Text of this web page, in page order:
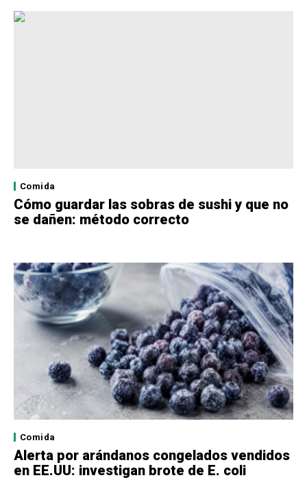
Comida
Cómo guardar las sobras de sushi y que no
se dañen: método correcto
Comida
Alerta por arándanos congelados vendidos
en EE.UU: investigan brote de E. coli